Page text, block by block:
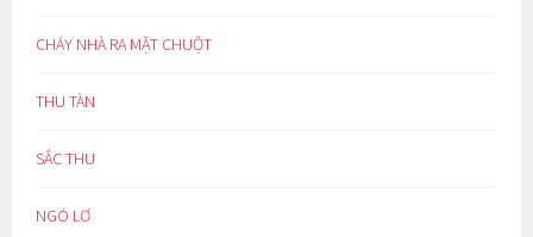
CHÁY NHÀ RA MẶT CHUỘT
THU TÀN
SẮC THU
NGÓ LƠ